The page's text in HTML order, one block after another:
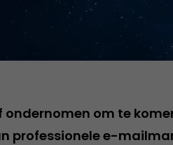
ondernomen om te
professionele e-